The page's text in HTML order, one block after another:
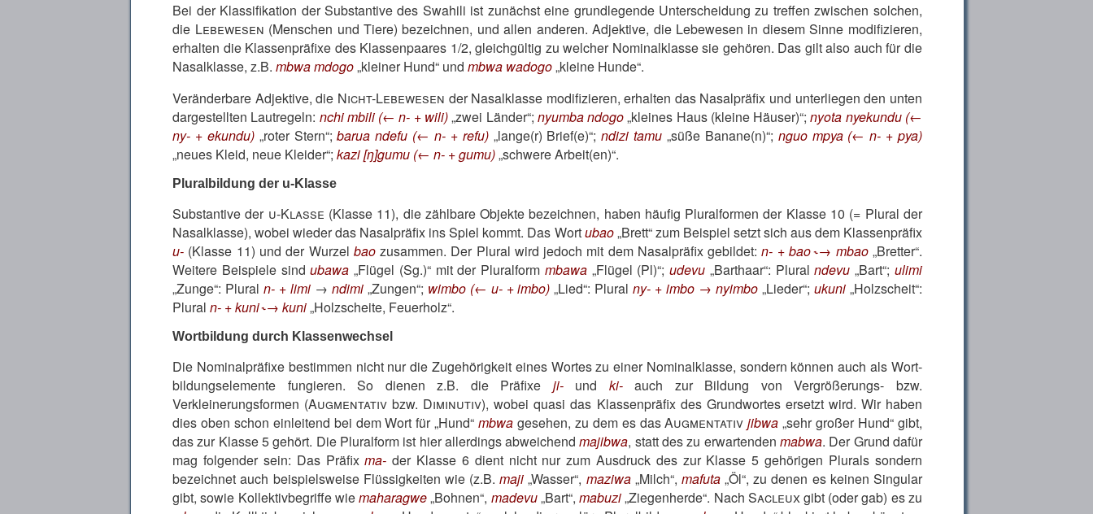
Bei der Klassifikation der Substantive des Swahili ist zunächst eine grundlegende Unterscheidung zu treffen zwischen solchen,
die Lebewesen (Menschen und Tiere) bezeichnen, und allen anderen. Adjektive, die Lebewesen in diesem Sinne modifizieren,
erhalten die Klassenpräfixe des Klassenpaares 1/2, gleichgültig zu welcher Nominalklasse sie gehören. Das gilt also auch für die
Nasalklasse, z.B.mbwa mdogo kleiner Hund undmbwa wadogo kleine Hunde .
Veränderbare Adjektive, die Nicht-Lebewesen der Nasalklasse modifizieren, erhalten das Nasalpräfix und unterliegen den unten
dargestellten Lautregeln: nchi mbili (← n- + wili) zwei Länder ; nyumba ndogo kleines Haus (kleine Häuser) ;nyota nyekundu (←
ny- + ekundu) roter Stern ;barua ndefu (← n- + refu) lange(r) Brief(e) ;ndizi tamu süße Banane(n) ; nguo mpya (← n- + pya)
neues Kleid, neue Kleider ;kazi [ŋ]gumu (← n- + gumu) schwere Arbeit(en) .
Pluralbildung der u-Klasse
Substantive der u-Klasse (Klasse 11), die zählbare Objekte bezeichnen, haben häufig Pluralformen der Klasse 10 (= Plural der
Nasalklasse), wobei wieder das Nasalpräfix ins Spiel kommt. Das Wortubao Brett zum Beispiel setzt sich aus dem Klassenpräfix
u- (Klasse 11) und der Wurzel baozusammen. Der Plural wird jedoch mit dem Nasalpräfix gebildet:n- + bao ˞→ mbao Bretter .
Weitere Beispiele sindubawa Flügel (Sg.) mit der Pluralform mbawa Flügel (Pl) ;udevu Barthaar : Pluralndevu Bart ; ulimi
Zunge : Pluraln- + limi→ ndimi Zungen ; wimbo (← u- + imbo) Lied : Pluralny- + imbo → nyimbo Lieder ; ukuni Holzscheit :
Pluraln- + kuni ˞→ kuni Holzscheite, Feuerholz .
Wortbildung durch Klassenwechsel
Die Nominalpräfixe bestimmen nicht nur die Zugehörigkeit eines Wortes zu einer Nominalklasse, sondern können auch als Wort­
bildungs­elemente fungieren. So dienen z.B. die Präfixe ji-und ki-auch zur Bildung von Vergrößerungs- bzw.
Verkleinerungsformen (Augmentativ bzw. Diminutiv), wobei quasi das Klassenpräfix des Grundwortes ersetzt wird. Wir haben
dies oben schon einleitend bei dem Wort für Hund mbwa gesehen, zu dem es dasAugmentativ jibwa sehr großer Hund gibt,
das zur Klasse 5 gehört. Die Pluralform ist hier allerdings abweichendmajibwa, statt des zu erwartenden mabwa. Der Grund dafür
mag folgender sein: Das Präfixma- der Klasse 6 dient nicht nur zum Ausdruck des zur Klasse 5 gehörigen Plurals sondern
bezeichnet auch beispielsweise Flüssigkeiten wie (z.B.maji Wasser , maziwa Milch , mafuta Öl , zu denen es keinen Singular
gibt, sowie Kollektivbegriffe wiemaharagwe Bohnen , madevu Bart ,mabuzi Ziegenherde . Nach Sacleuxgibt (oder gab) es zu